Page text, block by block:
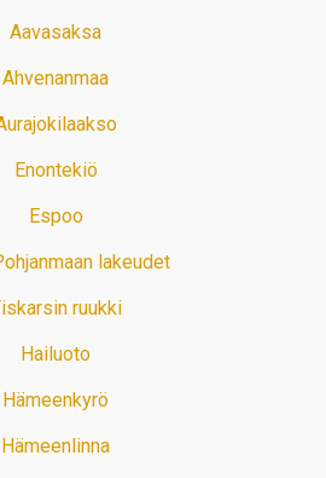
Aavasaksa
Ahvenanmaa
Enontekiö
Espoo
lakeudet
ruukki
Hailuoto
Hämeenkyrö
Hämeenlinna